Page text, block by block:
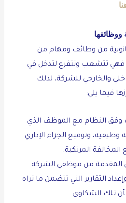
ووظائفها
من وظائف ومهام من
تتشعب وتتفرع لتدخل في
والخارجي للشركة، لذلك
فيما يلي:
وفق النظام مع الموظف الذي
وظيفية، وتوقيع الجزاء الإداري
المرتكبة.
من موظفي الشركة
التقارير التي تتضمن ما تراه
تلك الشكاوى.